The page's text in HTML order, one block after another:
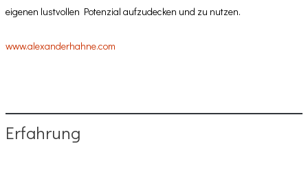
eigenen lustvollen Potenzial aufzudecken und zu nutzen.
www.alexanderhahne.com
Erfahrung